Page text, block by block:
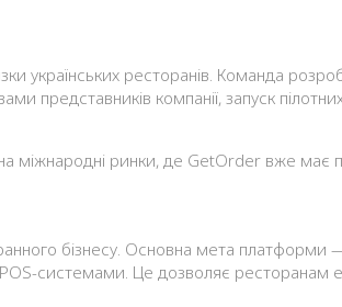
українських ресторанів. Команда
представників компанії, запуск
міжнародні ринки, де GetOrder вже має
бізнесу. Основна мета платформи
системами. Це дозволяє